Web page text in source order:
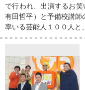
で行われ、出演するお笑
有田哲平）と予備校講
率いる芸能人１００人と